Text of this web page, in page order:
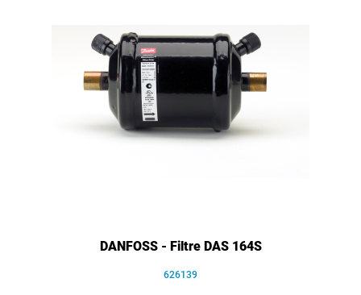
DANFOSS - Filtre DAS 164S
626139